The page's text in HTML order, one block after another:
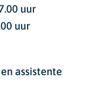
uur
uur
assistente